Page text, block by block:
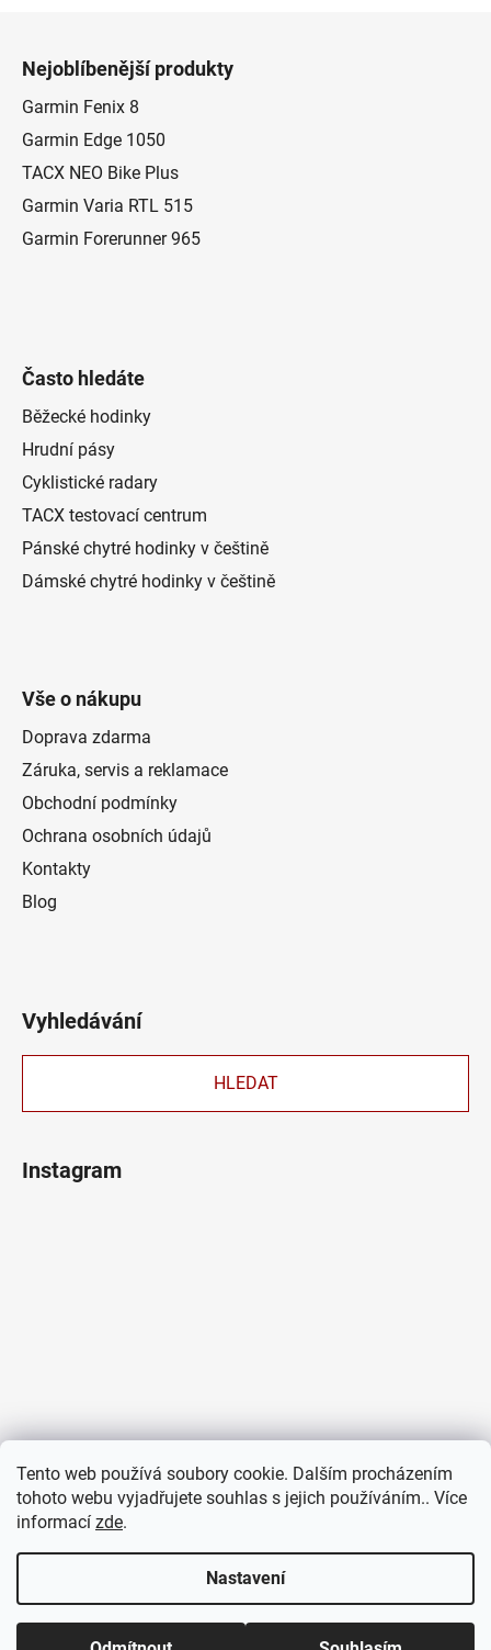
Tento web používá soubory cookie. Dalším procházením
tohoto webu vyjadřujete souhlas s jejich používáním.. Více
informací zde.
Nastavení
Nejoblíbenější produkty
Garmin Fenix 8
Garmin Edge 1050
TACX NEO Bike Plus
Garmin Varia RTL 515
Garmin Forerunner 965
Často hledáte
Běžecké hodinky
Hrudní pásy
Cyklistické radary
TACX testovací centrum
Pánské chytré hodinky v češtině
Dámské chytré hodinky v češtině
Vše o nákupu
Doprava zdarma
Záruka, servis a reklamace
Obchodní podmínky
Ochrana osobních údajů
Kontakty
Blog
Vyhledávání
HLEDAT
Instagram
Sledovat na Instagramu